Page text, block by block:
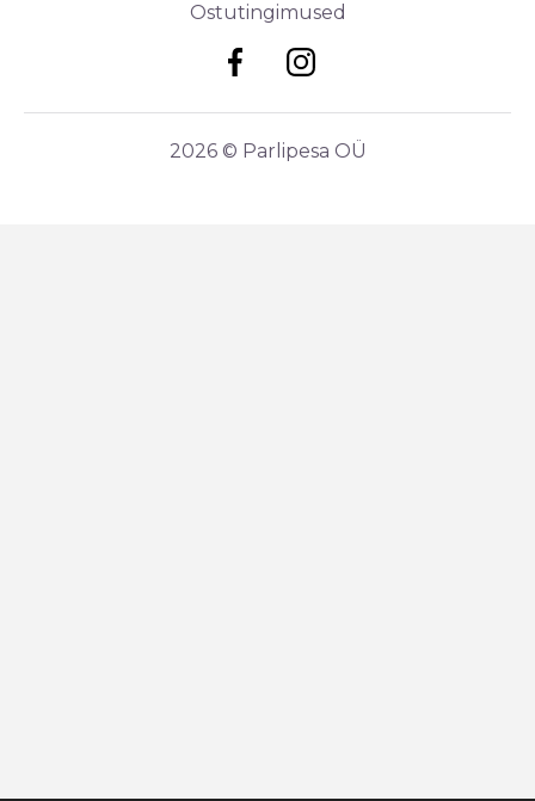
2026 © Parlipesa OÜ
Ostutingimused